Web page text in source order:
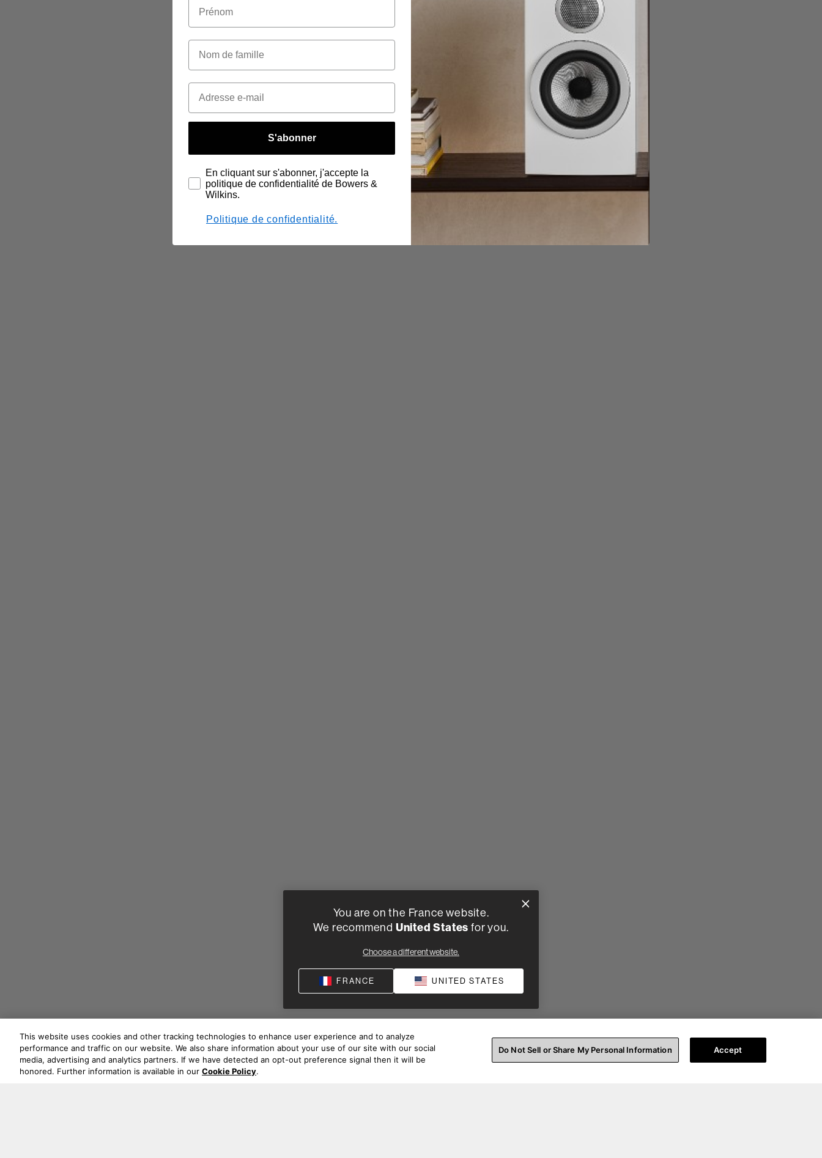
You are on the France website.
We recommend United States for you.
Choose a different website.
FRANCE UNITED STATES
This website uses cookies and other tracking technologies to enhance user experience and to analyze
performance and traffic on our website. We also share information about your use of our site with our social
media, advertising and analytics partners. If we have detected an opt-out preference signal then it will be
honored. Further information is available in our Cookie Policy.
Do Not Sell or Share My Personal Information Accept
S'abonner
En cliquant sur s'abonner, j'accepte la
politique de confidentialité de Bowers &
Wilkins.
Politique de confidentialité.